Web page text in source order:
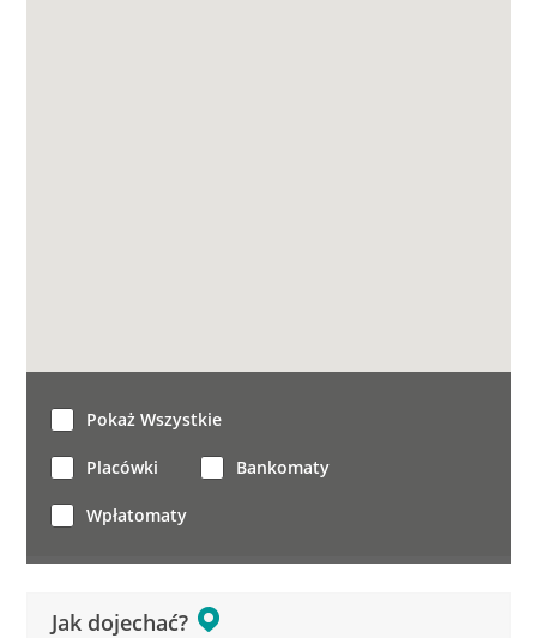
Jak dojechać?
Pokaż Wszystkie
Placówki Bankomaty
Wpłatomaty